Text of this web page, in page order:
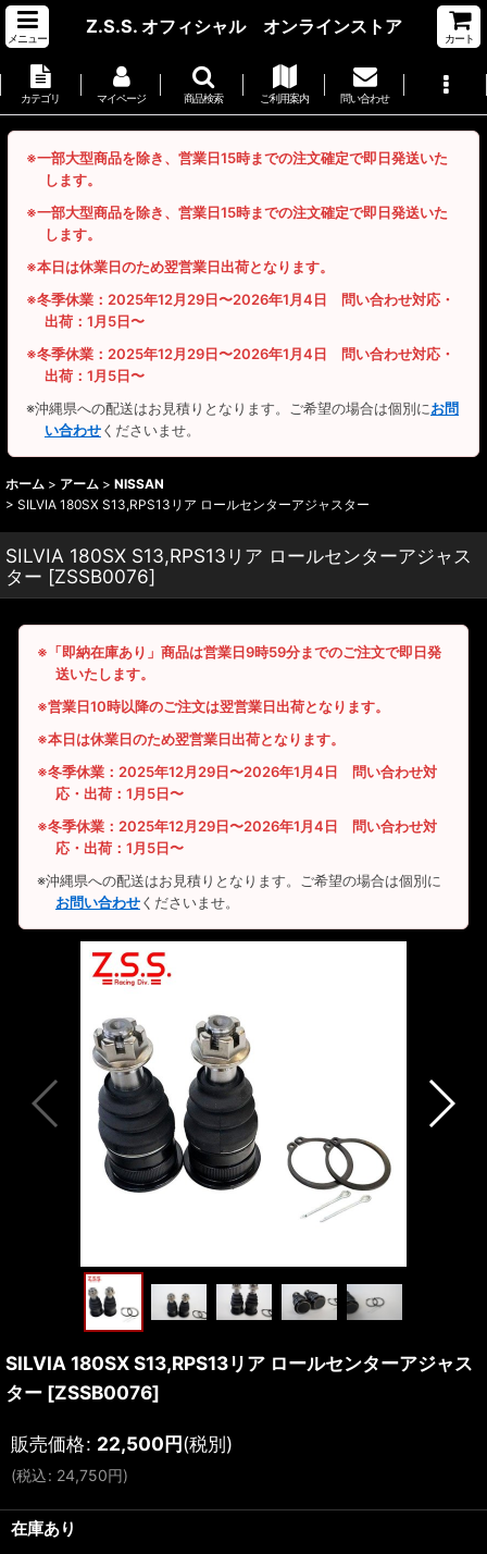
メニュー
Z.S.S. オフィシャル オンラインストア
カート
カテゴリ マイページ 商品検索 ご利用案内 問い合わせ
※一部大型商品を除き、営業日15時までの注文確定で即日発送いた
します。
※一部大型商品を除き、営業日15時までの注文確定で即日発送いた
します。
※本日は休業日のため翌営業日出荷となります。
※冬季休業：2025年12月29日〜2026年1月4日 問い合わせ対応・
出荷：1月5日〜
※冬季休業：2025年12月29日〜2026年1月4日 問い合わせ対応・
出荷：1月5日〜
※沖縄県への配送はお見積りとなります。ご希望の場合は個別にお問
い合わせくださいませ。
ホーム > アーム > NISSAN
> SILVIA 180SX S13,RPS13リア ロールセンターアジャスター
SILVIA 180SX S13,RPS13リア ロールセンターアジャス
ター [ZSSB0076]
※「即納在庫あり」商品は営業日9時59分までのご注文で即日発
送いたします。
※営業日10時以降のご注文は翌営業日出荷となります。
※本日は休業日のため翌営業日出荷となります。
※冬季休業：2025年12月29日〜2026年1月4日 問い合わせ対
応・出荷：1月5日〜
※冬季休業：2025年12月29日〜2026年1月4日 問い合わせ対
応・出荷：1月5日〜
※沖縄県への配送はお見積りとなります。ご希望の場合は個別に
お問い合わせくださいませ。
SILVIA 180SX S13,RPS13リア ロールセンターアジャス
ター [ZSSB0076]
販売価格: 22,500円(税別)
(税込: 24,750円)
在庫あり